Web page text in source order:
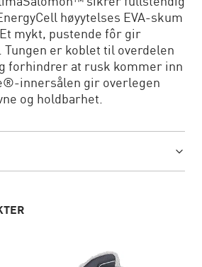
høyytelses EVA-skum
mykt, pustende fôr gir
er koblet til overdelen
forhindrer at rusk kommer inn
innersålen gir overlegen
og holdbarhet.